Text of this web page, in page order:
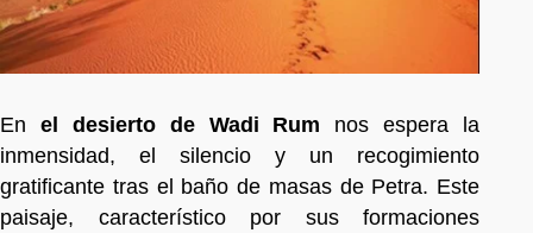
En el desierto de Wadi Rum nos espera la
inmensidad, el silencio y un recogimiento
gratificante tras el baño de masas de Petra. Este
paisaje, característico por sus formaciones